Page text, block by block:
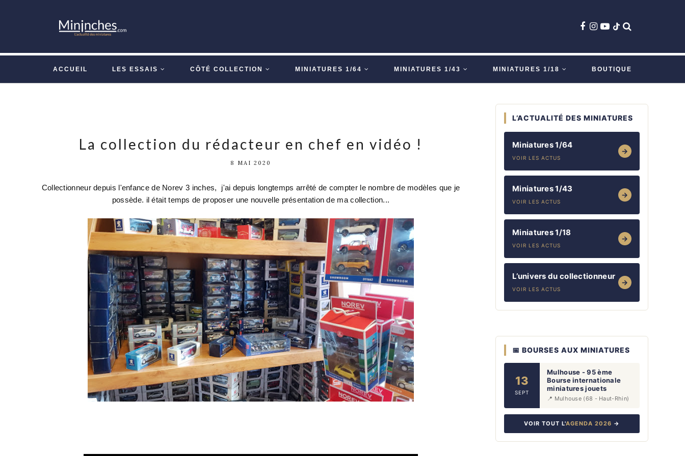
ACCUEIL LES ESSAIS CÔTÉ COLLECTION MINIATURES 1/64 MINIATURES 1/43 MINIATURES 1/18 BOUTIQUE
La collection du rédacteur en chef en vidéo !
8 MAI 2020
Collectionneur depuis l'enfance de Norev 3 inches, j'ai depuis longtemps arrêté de compter le nombre de modèles que je
possède. il était temps de proposer une nouvelle présentation de ma collection...
L’ACTUALITÉ DES MINIATURES
Miniatures 1/64
VOIR LES ACTUS
→
Miniatures 1/43
VOIR LES ACTUS
→
Miniatures 1/18
VOIR LES ACTUS
→
L’univers du collectionneur
VOIR LES ACTUS
→
📅 BOURSES AUX MINIATURES
13
SEPT
Mulhouse - 95 ème
Bourse internationale
miniatures jouets
📍 Mulhouse (68 - Haut-Rhin)
VOIR TOUT L'AGENDA 2026 →